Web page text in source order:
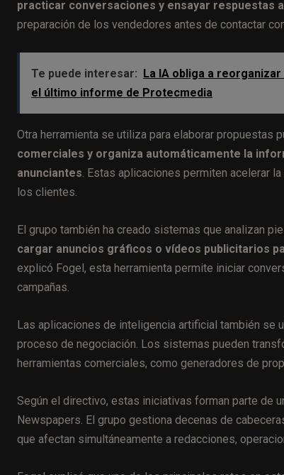
practicar conversaciones y ensayar respuestas
preparación de los vendedores antes de contactar
Te puede interesar: La IA obliga a
el último informe de Protecmedia
Otra herramienta se utiliza para elaborar propuestas
comerciales y organiza automáticamente la
anunciantes. Estas aplicaciones permiten acelerar
los clientes.
El grupo también ha creado sistemas que analizan
cargar anuncios gráficos o vídeos publicitarios
explicó Fogel, esta herramienta permite iniciar
campañas.
Las aplicaciones de inteligencia artificial también se
proceso de negociación. Los sistemas pueden
herramientas comerciales, como generadores de
Según el directivo, estas iniciativas forman parte de
Newspapers. El grupo gestiona decenas de
que afectan simultáneamente a redacciones,